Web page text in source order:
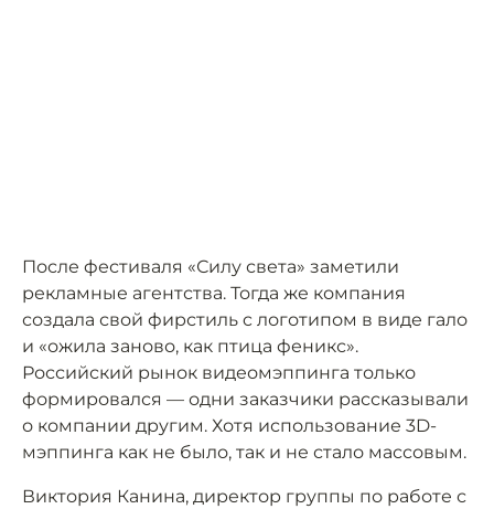
После фестиваля «Силу света» заметили
рекламные агентства. Тогда же компания
создала свой фирстиль c логотипом в виде гало
и «ожила заново, как птица феникс».
Российский рынок видеомэппинга только
формировался — одни заказчики рассказывали
о компании другим. Хотя использование 3D-
мэппинга как не было, так и не стало массовым.
Виктория Канина, директор группы по работе с